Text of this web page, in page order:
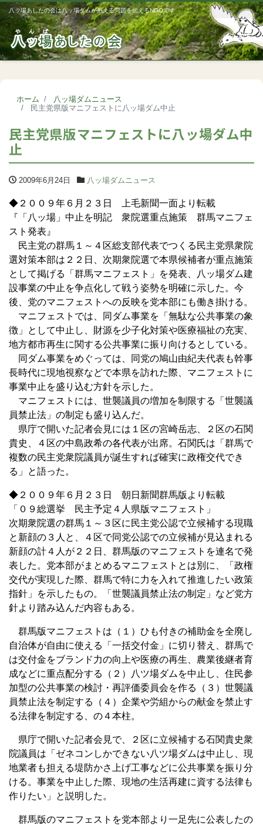
八ッ場あしたの会は八ッ場ダムが抱える問題を伝えるNGOです
ホーム
八ッ場ダムニュース
民主党県版マニフェストに八ッ場ダム中止
民主党県版マニフェストに八ッ場ダム中
止
2009年6月24日 八ッ場ダムニュース
◆２００９年６月２３日 上毛新聞一面より転載
『「八ッ場」中止を明記 衆院選重点施策 群馬マニフェ
スト発表』
民主党の群馬１～４区総支部代表でつくる民主党県衆院
選対策本部は２２日、次期衆院選で本県候補者が重点施策
として掲げる「群馬マニフェスト」を発表、八ッ場ダム建
設事業の中止を争点化して戦う姿勢を明確に示した。今
後、党のマニフェストへの反映を党本部にも働き掛ける。
マニフェストでは、同ダム事業を「無駄な公共事業の象
徴」として中止し、財源を少子化対策や医療福祉の充実、
地方都市再生に関する公共事業に振り向けるとしている。
同ダム事業をめぐっては、同党の鳩山由紀夫代表も幹事
長時代に現地視察などで本県を訪れた際、マニフェストに
事業中止を盛り込む方針を示した。
マニフェストには、世襲議員の増加を制限する「世襲議
員禁止法」の制定も盛り込んだ。
県庁で開いた記者会見には１区の宮崎岳志、２区の石関
貴史、４区の中島政希の各代表が出席。石関氏は「群馬で
複数の民主党衆院議員が誕生すれば確実に政権交代でき
る」と語った。
◆２００９年６月２３日 朝日新聞群馬版より転載
「０９総選挙 民主予定４人県版マニフェスト」
次期衆院選の群馬１～３区に民主党公認で立候補する現職
と新顔の３人と、４区で同党公認での立候補が見込まれる
新顔の計４人が２２日、群馬版のマニフェストを連名で発
表した。党本部がまとめるマニフェストとは別に、「政権
交代が実現した際、群馬で特に力を入れて推進したい政策
指針」を示したもの。「世襲議員禁止法の制定」など党方
針より踏み込んだ内容もある。
群馬版マニフェストは（１）ひも付きの補助金を全廃し
自治体が自由に使える「一括交付金」に切り替え、群馬で
は交付金をブランド力の向上や医療の再生、農業後継者育
成などに重点配分する（２）八ツ場ダムを中止し、住民参
加型の公共事業の検討・再評価委員会を作る（３）世襲議
員禁止法を制定する（４）企業や労組からの献金を禁止す
る法律を制定する、の４本柱。
県庁で開いた記者会見で、２区に立候補する石関貴史衆
院議員は「ゼネコンしかできない八ツ場ダムは中止し、現
地業者も担える堤防かさ上げ工事などに公共事業を振り分
ける。事業を中止した際、現地の生活再建に資する法律も
作りたい」と説明した。
群馬版のマニフェストを党本部より一足先に公表したの